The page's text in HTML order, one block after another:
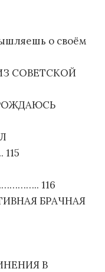
о своём
СОВЕТСКОЙ
РОЖДАЮСЬ
116
БРАЧНАЯ
В